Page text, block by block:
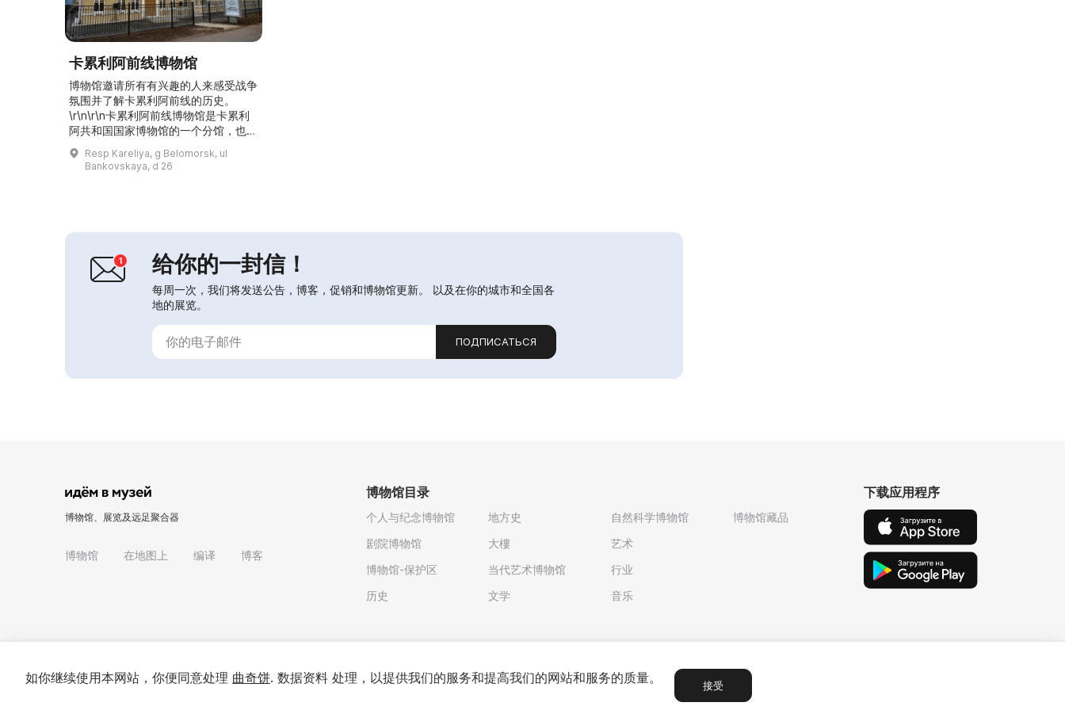
卡累利阿前线博物馆
博物馆邀请所有有兴趣的人来感受战争
氛围并了解卡累利阿前线的历史。
\r\n\r\n卡累利阿前线博物馆是卡累利
阿共和国国家博物馆的一个分馆，也是
唯一一座专门纪念卡累利阿前线的博物
馆。它坐落在曾经的卡累利阿前线指挥
部——一座建于1930年代的两层砖砌
自然气候和地形条件，以及在战争期间
成为前线首府的别洛莫...
Resp Kareliya, g Belomorsk, ul
Bankovskaya, d 26
给你的一封信！
每周一次，我们将发送公告，博客，促销和博物馆更新。 以及在你的城市和全国各
地的展览。
ПОДПИСАТЬСЯ
博物馆、展览及远足聚合器
博物馆 在地图上 编译 博客
博物馆目录
个人与纪念博物馆
剧院博物馆
博物馆-保护区
历史
地方史
大樓
当代艺术博物馆
文学
自然科学博物馆
艺术
行业
音乐
博物馆藏品
下载应用程序
如你继续使用本网站，你便同意处理 曲奇饼. 数据资料 处理，以提供我们的服务和提高我们的网站和服务的质量。 接受